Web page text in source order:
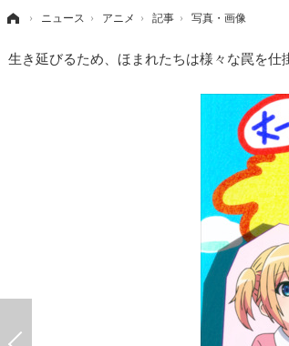
› ニュース › アニメ › 記事 › 写真・画像
生き延びるため、ほまれたちは様々な罠を